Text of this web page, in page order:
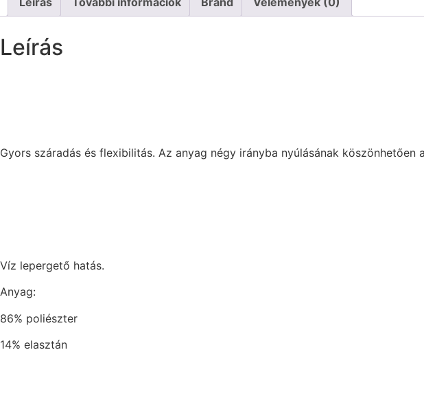
Leírás
Gyors száradás és flexibilitás. Az anyag négy irányba nyúlásának
Víz lepergető hatás.
Anyag:
86% poliészter
14% elasztán